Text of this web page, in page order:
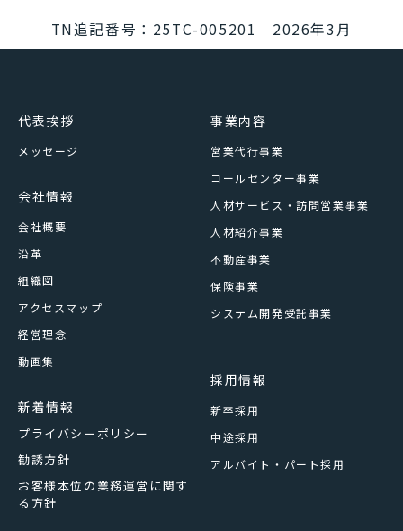
TN追記番号：25TC-005201 2026年3月
代表挨拶
メッセージ
事業内容
営業代行事業
コールセンター事業
人材サービス・訪問営業事業
人材紹介事業
不動産事業
保険事業
システム開発受託事業
会社情報
会社概要
沿革
組織図
アクセスマップ
経営理念
動画集
採用情報
新卒採用
中途採用
アルバイト・パート採用
新着情報
プライバシーポリシー
勧誘方針
お客様本位の業務運営に関す
る方針